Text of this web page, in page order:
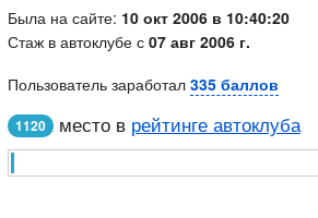
Была на сайте: 10 окт 2006 в 10:40:20
Стаж в автоклубе с 07 авг 2006 г.
Пользователь заработал 335 баллов
1120 место в рейтинге автоклуба